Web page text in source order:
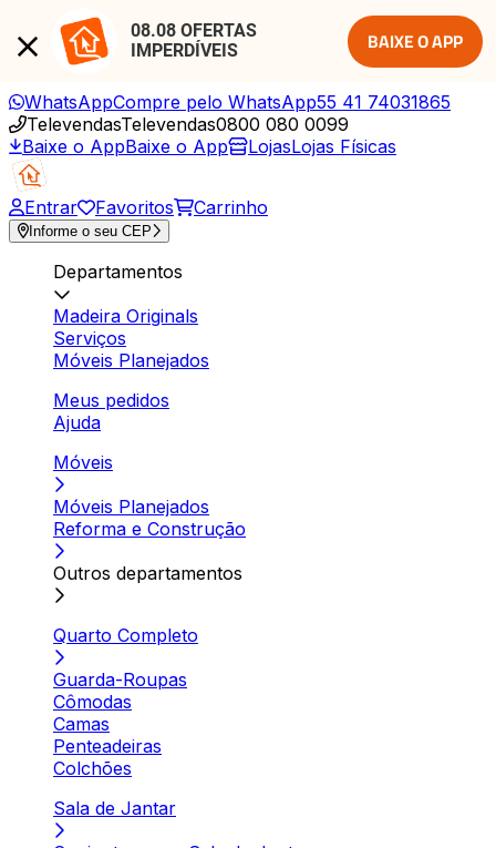
08.08 OFERTAS
IMPERDÍVEIS
BAIXE O APP
WhatsAppCompre pelo WhatsApp55 41 74031865
TelevendasTelevendas0800 080 0099
Baixe o AppBaixe o App LojasLojas Físicas
Entrar Favoritos Carrinho
Informe o seu CEP
Departamentos
Madeira Originals
Serviços
Móveis Planejados
Meus pedidos
Ajuda
Móveis
Móveis Planejados
Reforma e Construção
Outros departamentos
Quarto Completo
Guarda-Roupas
Cômodas
Camas
Penteadeiras
Colchões
Sala de Jantar